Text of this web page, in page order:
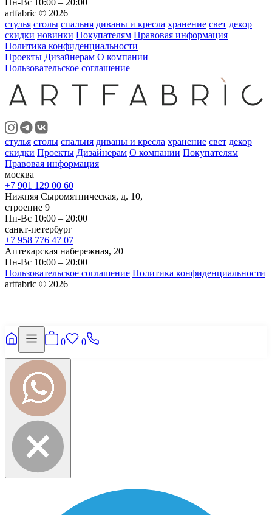
artfabric © 2026
стулья столы спальня диваны и кресла хранение свет декор
скидки новинки Покупателям Правовая информация
Политика конфиденциальности
Проекты Дизайнерам О компании
Пользовательское соглашение
стулья столы спальня диваны и кресла хранение свет декор
скидки Проекты Дизайнерам О компании Покупателям
Правовая информация
москва
+7 901 129 00 60
Нижняя Сыромятническая, д. 10,
строение 9
Пн-Вс 10:00 – 20:00
санкт-петербург
+7 958 776 47 07
Аптекарская набережная, 20
Пн-Вс 10:00 – 20:00
Пользовательское соглашение Политика конфиденциальности
artfabric © 2026
0 0